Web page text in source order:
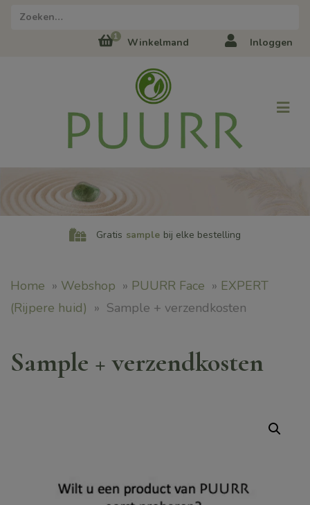
1 Winkelmand Inloggen
Gratis sample bij elke bestelling
Home » Webshop » PUURR Face » EXPERT
(Rijpere huid) » Sample + verzendkosten
Sample + verzendkosten